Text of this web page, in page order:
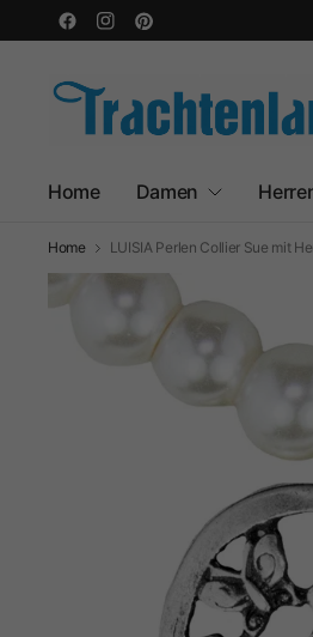
Home Damen
Home LUISIA Perlen Collier Sue mit